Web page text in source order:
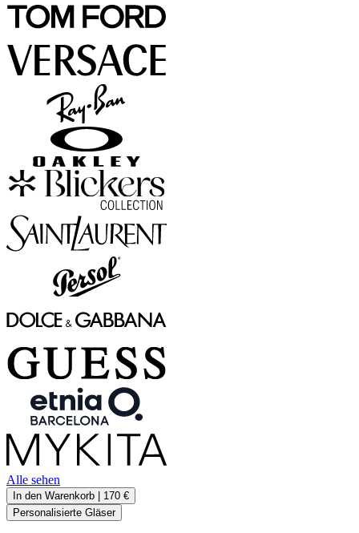
Alle sehen
In den Warenkorb | 170 €
Personalisierte Gläser